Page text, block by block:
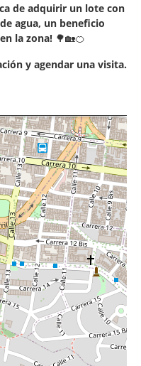
de adquirir un lote con
agua, un beneficio
la zona! 🌳🏡🍊
y agendar una visita.